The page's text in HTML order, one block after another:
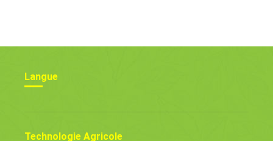
Langue
Technologie Agricole